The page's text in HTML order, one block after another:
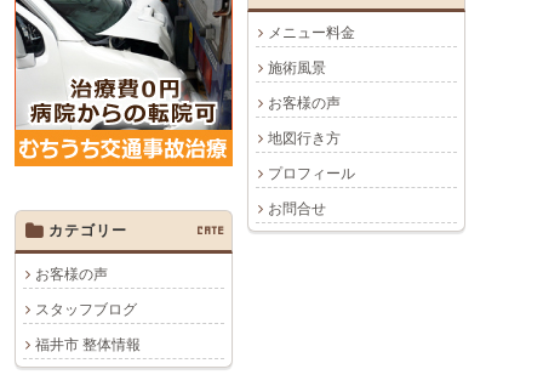
メニュー料金
施術風景
お客様の声
地図行き方
プロフィール
お問合せ
カテゴリー
CATE
お客様の声
スタッフブログ
福井市 整体情報